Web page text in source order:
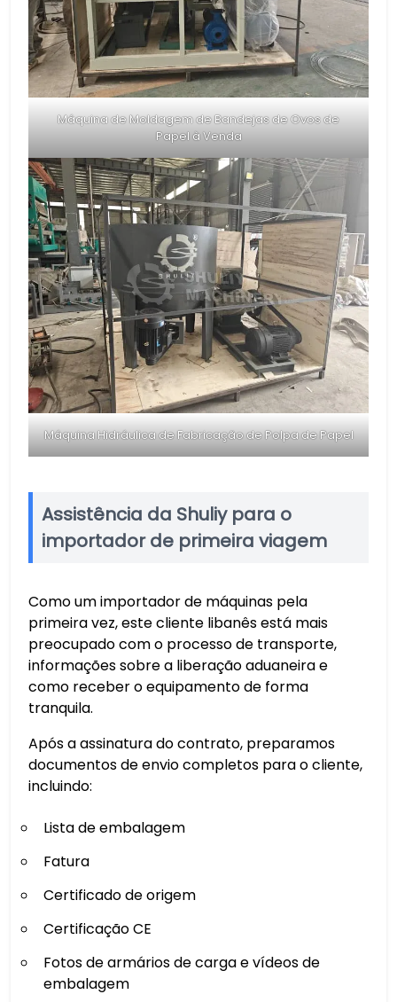
Máquina de Moldagem de Bandejas de Ovos de
Papel à Venda
Máquina Hidráulica de Fabricação de Polpa de Papel
Assistência da Shuliy para o
importador de primeira viagem
Como um importador de máquinas pela
primeira vez, este cliente libanês está mais
preocupado com o processo de transporte,
informações sobre a liberação aduaneira e
como receber o equipamento de forma
tranquila.
Após a assinatura do contrato, preparamos
documentos de envio completos para o cliente,
incluindo:
Lista de embalagem
Fatura
Certificado de origem
Certificação CE
Fotos de armários de carga e vídeos de
embalagem